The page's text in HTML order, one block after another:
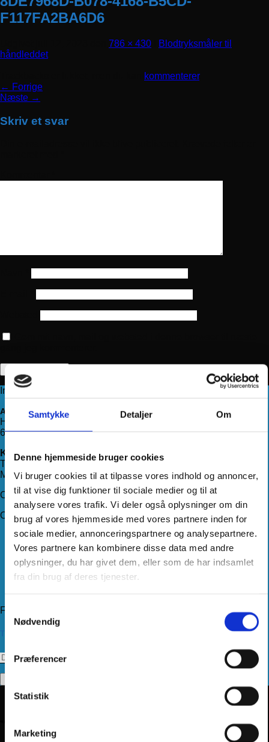
Samtykke Detaljer Om
Denne hjemmeside bruger cookies
Vi bruger cookies til at tilpasse vores indhold og annoncer,
til at vise dig funktioner til sociale medier og til at
analysere vores trafik. Vi deler også oplysninger om din
brug af vores hjemmeside med vores partnere inden for
sociale medier, annonceringspartnere og analysepartnere.
Vores partnere kan kombinere disse data med andre
oplysninger, du har givet dem, eller som de har indsamlet
fra din brug af deres tjenester.
Samtykkevalg
Nødvendig
Præferencer
Statistik
Marketing
F117FA2BA6D6
786 × 430
Blodtryksmåler til
håndleddet
kommenterer.
← Forrige
Næste →
Skriv et svar
Information
Adresse
Haderslevvej 78, st.
6200 Aabenraa
Kontakt os
Telefon:71 99 75 88
Mail: kundeservice@hjemmeudstyr.dk
CVR: 33994680
Om Hjemmeudstyr
Om os
Handelsbetingelser
Levering
Kundeservice
Returnering
Følg os